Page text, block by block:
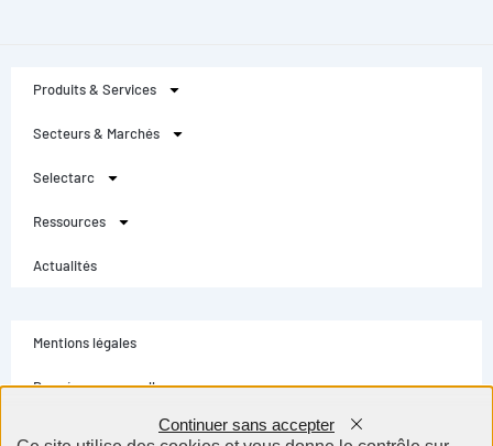
Produits & Services
Secteurs & Marchés
Selectarc
Ressources
Actualités
Mentions légales
Données personnelles
Conditions généralesContinuer sans accepter